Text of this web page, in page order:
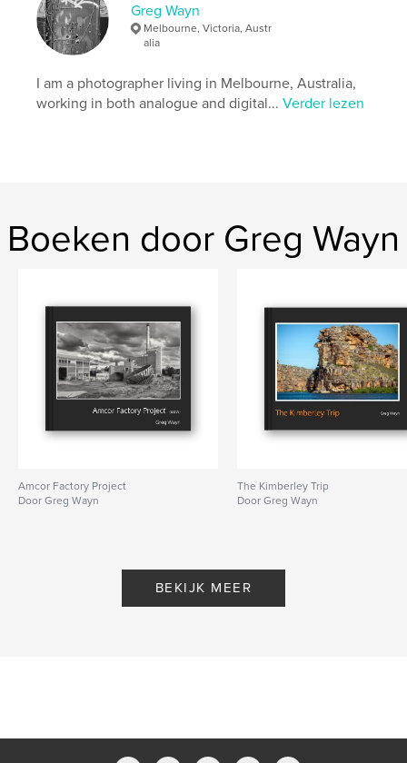
Greg Wayn
Melbourne, Victoria, Austr
alia
I am a photographer living in Melbourne, Australia,
working in both analogue and digital...Verder lezen
Boeken door Greg Wayn
Amcor Factory Project
Door Greg Wayn
The Kimberley Trip
Door Greg Wayn
BEKIJK MEER